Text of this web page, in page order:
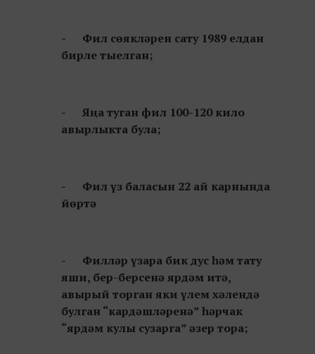
- Фил сөякләрен сату 1989 елдан
бирле тыелган;
- Яңа туган фил 100-120 кило
авырлыкта була;
- Фил үз баласын 22 ай карнында
йөртә
- Филләр үзара бик дус һәм тату
яши, бер-берсенә ярдәм итә,
авырый торган яки үлем хәлендә
булган “кардәшләренә” һәрчак
“ярдәм кулы сузарга” әзер тора;